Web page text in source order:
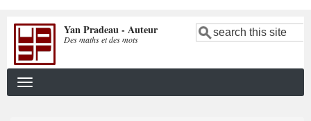
contenu
principal
Search
Yan Pradeau - Auteur
Des maths et des mots